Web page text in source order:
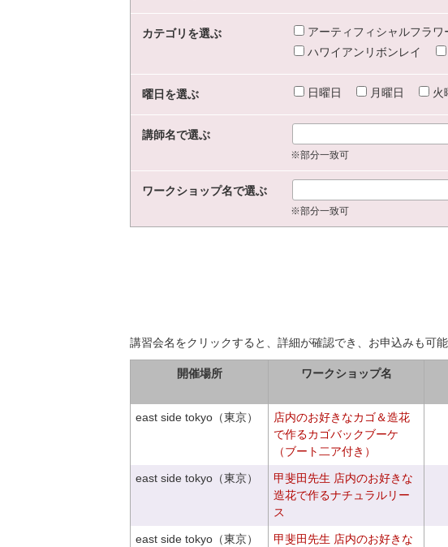
カテゴリを選ぶ アーティフィシャルフラワ
ハワイアンリボンレイ
曜日を選ぶ 日曜日 月曜日 火
講師名で選ぶ
※部分一致可
ワークショップ名で選ぶ
※部分一致可
講習会名をクリックすると、詳細が確認でき、お申込みも可能
開催場所 ワークショップ名
east side tokyo（東京）
店内のお好きなカゴ＆造花
で作るカゴバックブーケ
（ブート二ア付き）
east side tokyo（東京）
甲斐田先生 店内のお好きな
造花で作るナチュラルリー
ス
east side tokyo（東京）
甲斐田先生 店内のお好きな